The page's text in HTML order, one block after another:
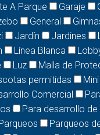
A Parque Garaje
General
Jardín Jardines
Línea Blanca
Luz
Malla de
permitidas
Comercial
Para desarrollo de
Parqueos